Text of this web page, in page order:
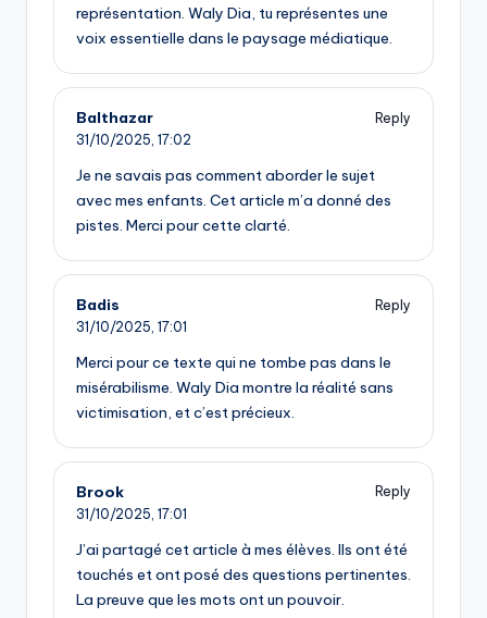
représentation. Waly Dia, tu représentes une
voix essentielle dans le paysage médiatique.
Balthazar
Reply
31/10/2025, 17:02
Je ne savais pas comment aborder le sujet
avec mes enfants. Cet article m’a donné des
pistes. Merci pour cette clarté.
Badis
Reply
31/10/2025, 17:01
Merci pour ce texte qui ne tombe pas dans le
misérabilisme. Waly Dia montre la réalité sans
victimisation, et c’est précieux.
Brook
Reply
31/10/2025, 17:01
J’ai partagé cet article à mes élèves. Ils ont été
touchés et ont posé des questions pertinentes.
La preuve que les mots ont un pouvoir.